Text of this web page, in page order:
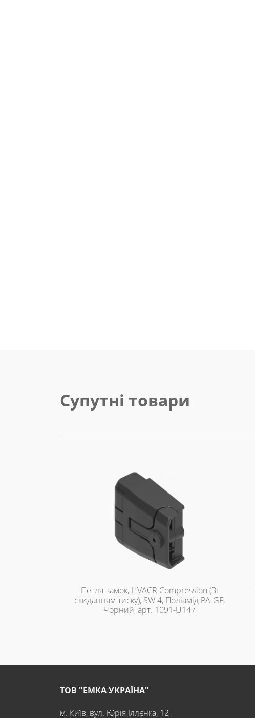
Супутні товари
Петля-замок, HVACR Compression (Зі
скиданням тиску), SW 4, Поліамід PA-GF,
Чорний, арт. 1091-U147
ТОВ "ЕМКА УКРАЇНА"
м. Київ, вул. Юрія Іллєнка, 12